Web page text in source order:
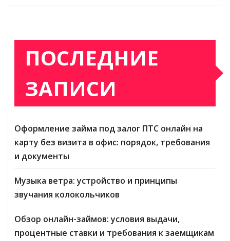
ПОСЛЕДНИЕ
ЗАПИСИ
Оформление займа под залог ПТС онлайн на
карту без визита в офис: порядок, требования
и документы
Музыка ветра: устройство и принципы
звучания колокольчиков
Обзор онлайн-займов: условия выдачи,
процентные ставки и требования к заемщикам